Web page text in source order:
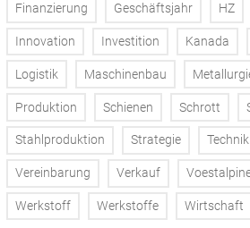
Finanzierung Geschäftsjahr HZ
Innovation Investition Kanada
Logistik Maschinenbau
Produktion Schienen Schrott
Stahlproduktion Strategie Technik
Vereinbarung Verkauf
Werkstoff Werkstoffe Wirtschaft